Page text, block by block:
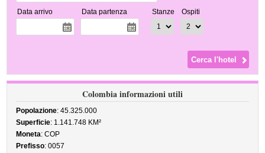
Data arrivo Data partenza Stanze Ospiti
Colombia informazioni utili
Popolazione: 45.325.000
Superficie: 1.141.748 KM²
Moneta: COP
Prefisso: 0057